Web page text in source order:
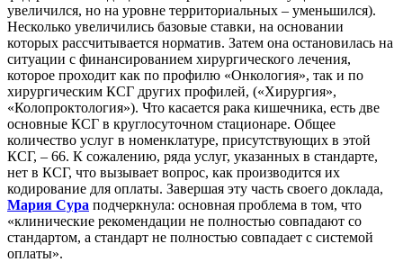
увеличился, но на уровне территориальных – уменьшился).
Несколько увеличились базовые ставки, на основании
которых рассчитывается норматив. Затем она остановилась на
ситуации с финансированием хирургического лечения,
которое проходит как по профилю «Онкология», так и по
хирургическим КСГ других профилей, («Хирургия»,
«Колопроктология»). Что касается рака кишечника, есть две
основные КСГ в круглосуточном стационаре. Общее
количество услуг в номенклатуре, присутствующих в этой
КСГ, – 66. К сожалению, ряда услуг, указанных в стандарте,
нет в КСГ, что вызывает вопрос, как производится их
кодирование для оплаты. Завершая эту часть своего доклада,
Мария Сура подчеркнула: основная проблема в том, что
«клинические рекомендации не полностью совпадают со
стандартом, а стандарт не полностью совпадает с системой
оплаты».